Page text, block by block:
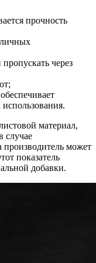
прочность
через
материал,
случае
производитель может
показатель
добавки.